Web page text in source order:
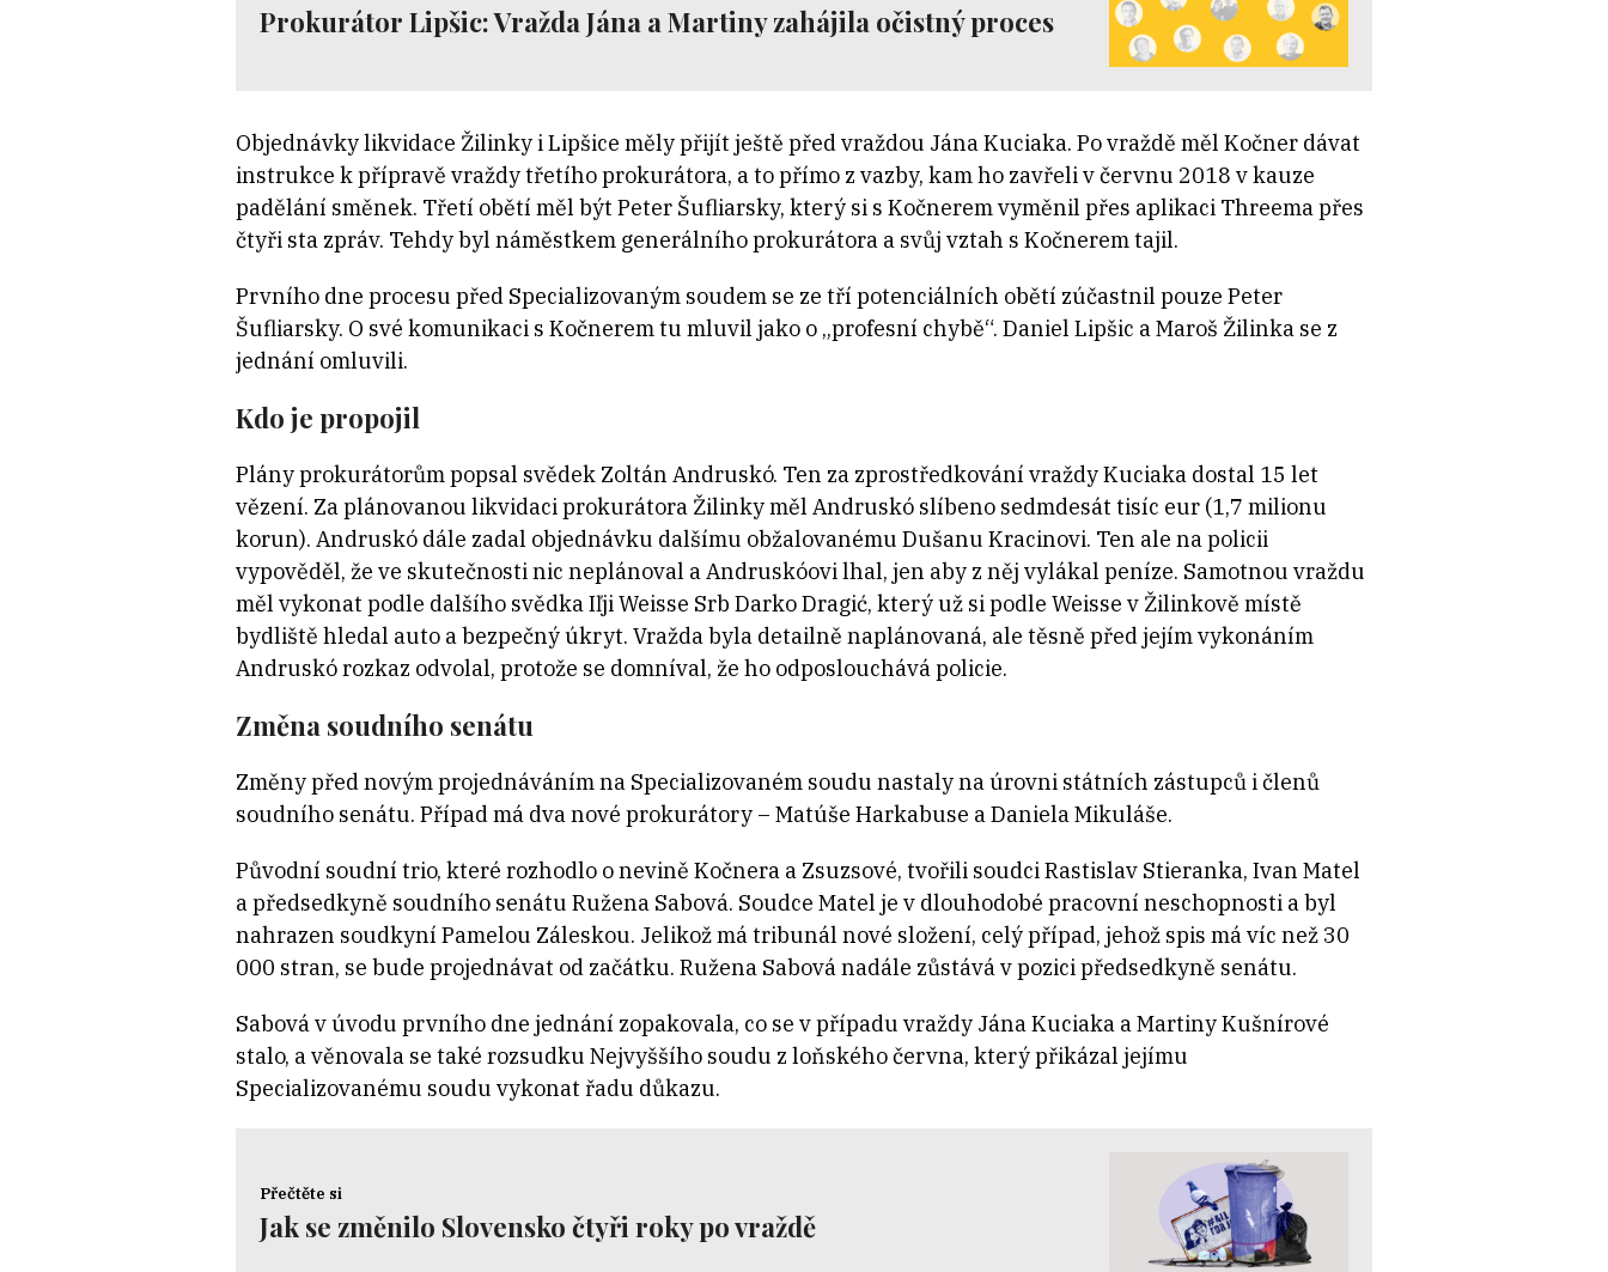
Prokurátor Lipšic: Vražda Jána a Martiny zahájila očistný proces
Objednávky likvidace Žilinky i Lipšice měly přijít ještě před vraždou Jána Kuciaka. Po vraždě měl Kočner dávat
instrukce k přípravě vraždy třetího prokurátora, a to přímo z vazby, kam ho zavřeli v červnu 2018 v kauze
padělání směnek. Třetí obětí měl být Peter Šufliarsky, který si s Kočnerem vyměnil přes aplikaci Threema přes
čtyři sta zpráv. Tehdy byl náměstkem generálního prokurátora a svůj vztah s Kočnerem tajil.
Prvního dne procesu před Specializovaným soudem se ze tří potenciálních obětí zúčastnil pouze Peter
Šufliarsky. O své komunikaci s Kočnerem tu mluvil jako o „profesní chybě“. Daniel Lipšic a Maroš Žilinka se z
jednání omluvili.
Kdo je propojil
Plány prokurátorům popsal svědek Zoltán Andruskó. Ten za zprostředkování vraždy Kuciaka dostal 15 let
vězení. Za plánovanou likvidaci prokurátora Žilinky měl Andruskó slíbeno sedmdesát tisíc eur (1,7 milionu
korun). Andruskó dále zadal objednávku dalšímu obžalovanému Dušanu Kracinovi. Ten ale na policii
vypověděl, že ve skutečnosti nic neplánoval a Andruskóovi lhal, jen aby z něj vylákal peníze. Samotnou vraždu
měl vykonat podle dalšího svědka Iľji Weisse Srb Darko Dragić, který už si podle Weisse v Žilinkově místě
bydliště hledal auto a bezpečný úkryt. Vražda byla detailně naplánovaná, ale těsně před jejím vykonáním
Andruskó rozkaz odvolal, protože se domníval, že ho odposlouchává policie.
Změna soudního senátu
Změny před novým projednáváním na Specializovaném soudu nastaly na úrovni státních zástupců i členů
soudního senátu. Případ má dva nové prokurátory – Matúše Harkabuse a Daniela Mikuláše.
Původní soudní trio, které rozhodlo o nevině Kočnera a Zsuzsové, tvořili soudci Rastislav Stieranka, Ivan Matel
a předsedkyně soudního senátu Ružena Sabová. Soudce Matel je v dlouhodobé pracovní neschopnosti a byl
nahrazen soudkyní Pamelou Záleskou. Jelikož má tribunál nové složení, celý případ, jehož spis má víc než 30
000 stran, se bude projednávat od začátku. Ružena Sabová nadále zůstává v pozici předsedkyně senátu.
Sabová v úvodu prvního dne jednání zopakovala, co se v případu vraždy Jána Kuciaka a Martiny Kušnírové
stalo, a věnovala se také rozsudku Nejvyššího soudu z loňského června, který přikázal jejímu
Specializovanému soudu vykonat řadu důkazu.
Přečtěte si
Jak se změnilo Slovensko čtyři roky po vraždě